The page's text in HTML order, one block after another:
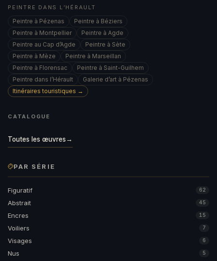
PEINTRE DANS L’HÉRAULT
Peintre à Pézenas
Peintre à Béziers
Peintre à Montpellier
Peintre à Agde
Peintre au Cap d’Agde
Peintre à Sète
Peintre à Mèze
Peintre à Marseillan
Peintre à Florensac
Peintre à Saint-Guilhem
Peintre dans l’Hérault
Galerie d’art à Pézenas
Itinéraires touristiques →
CATALOGUE
Toutes les œuvres→
PAR SÉRIE
Figuratif 62
Abstrait 45
Encres 15
Voiliers 7
Visages 6
Nus 5